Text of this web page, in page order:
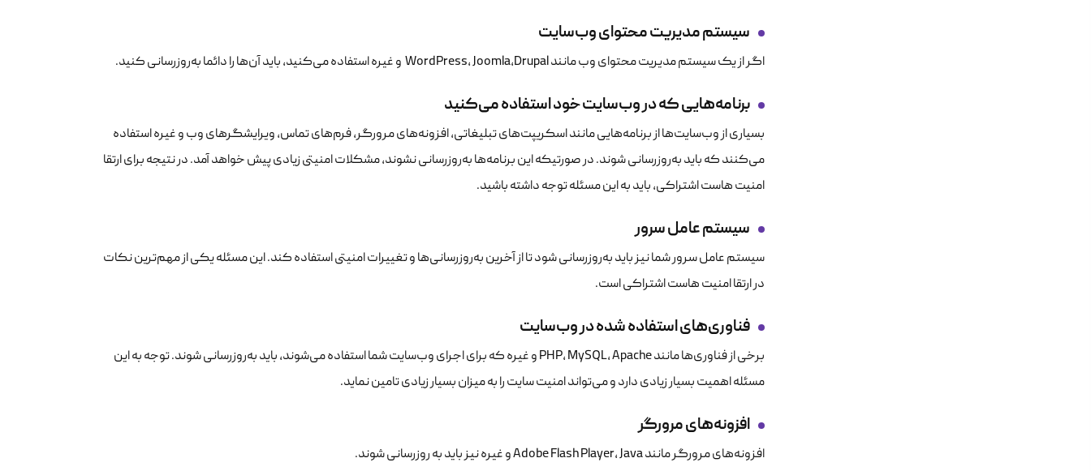
سیستم مدیریت محتوای وب‌سایت
اگر از یک سیستم مدیریت محتوای وب مانند WordPress، Joomla،Drupal و غیره استفاده می‌کنید، باید آن‌ها را دائما به‌روزرسانی کنید.
برنامه‌هایی که در وب‌سایت خود استفاده می‌کنید
بسیاری از وب‌سایت‌ها از برنامه‌هایی مانند اسکریپت‌های تبلیغاتی، افزونه‌های مرورگر، فرم‌های تماس، ویرایشگرهای وب و غیره استفاده
می‌کنند که باید به‌روزرسانی شوند. در صورتیکه این برنامه‌ها به‌روزرسانی نشوند، مشکلات امنیتی زیادی پیش خواهد آمد. در نتیجه برای ارتقا
امنیت هاست اشتراکی، باید به این مسئله توجه داشته باشید.
سیستمعامل سرور
سیستم عامل سرور شما نیز باید به‌روزرسانی شود تا از آخرین به‌روزرسانی‌ها و تغییرات امنیتی استفاده کند. این مسئله یکی از مهم‌ترین نکات
در ارتقا امنیت هاست اشتراکی است.
فناوری‌های استفاده شده در وب‌سایت
برخی از فناوری‌ها مانند PHP، MySQL، Apache و غیره که برای اجرای وب‌سایت شما استفاده می‌شوند، باید به‌روزرسانی شوند. توجه به این
مسئله اهمیت بسیار زیادی دارد و می‌تواند امنیت سایت را به میزان بسیار زیادی تامین نماید.
افزونه‌های مرورگر
افزونه‌های مرورگر مانند Adobe Flash Player، Java و غیره نیز باید به روزرسانی شوند.